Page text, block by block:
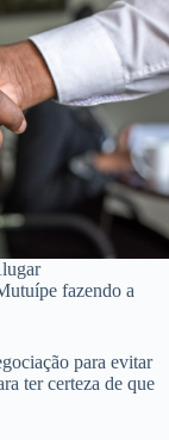
fazendo a
para evitar
ter certeza de que